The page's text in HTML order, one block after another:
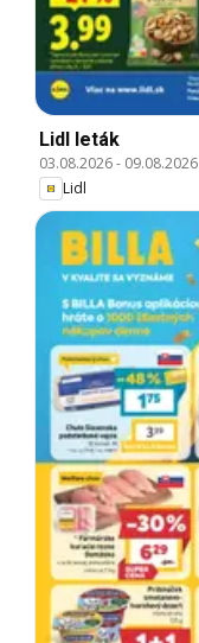
Lidl leták
03.08.2026- 09.08.2026
Lidl